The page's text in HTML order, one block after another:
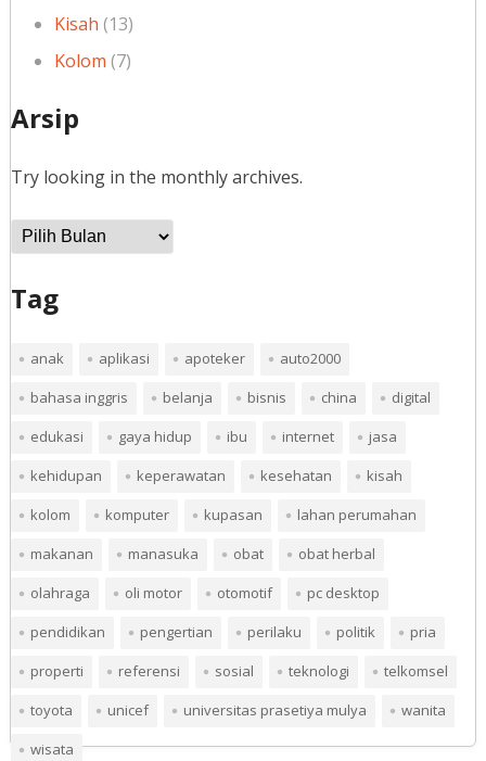
Kisah (13)
Kolom (7)
Arsip
Try looking in the monthly archives.
Arsip
Tag
anak aplikasi apoteker
auto2000
bahasa inggris
belanja bisnis china
digital
edukasi
gaya hidup ibu internet
jasa
kehidupan
keperawatan kesehatan
kisah
kolom
komputer kupasan
lahan perumahan
makanan
manasuka obat
obat herbal
olahraga
oli motor otomotif
pc desktop
pendidikan
pengertian perilaku politik
pria
properti
referensi sosial teknologi
telkomsel
toyota
unicef universitas prasetiya mulya
wanita
wisata